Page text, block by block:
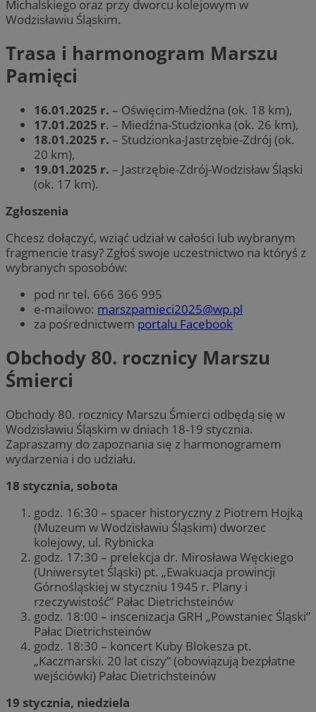
Michalskiego oraz przy dworcu kolejowym w
Wodzisławiu Śląskim.
Trasa i harmonogram Marszu
Pamięci
16.01.2025 r. – Oświęcim-Miedźna (ok. 18 km),
17.01.2025 r. – Miedźna-Studzionka (ok. 26 km),
18.01.2025 r. – Studzionka-Jastrzębie-Zdrój (ok.
20 km),
19.01.2025 r. – Jastrzębie-Zdrój-Wodzisław Śląski
(ok. 17 km).
Zgłoszenia
Chcesz dołączyć, wziąć udział w całości lub wybranym
fragmencie trasy? Zgłoś swoje uczestnictwo na któryś z
wybranych sposobów:
pod nr tel. 666 366 995
e-mailowo: marszpamieci2025@wp.pl
za pośrednictwem portalu Facebook
Obchody 80. rocznicy Marszu
Śmierci
Obchody 80. rocznicy Marszu Śmierci odbędą się w
Wodzisławiu Śląskim w dniach 18-19 stycznia.
Zapraszamy do zapoznania się z harmonogramem
wydarzenia i do udziału.
18 stycznia, sobota
godz. 16:30 – spacer historyczny z Piotrem Hojką
(Muzeum w Wodzisławiu Śląskim) dworzec
kolejowy, ul. Rybnicka
godz. 17:30 – prelekcja dr. Mirosława Węckiego
(Uniwersytet Śląski) pt. „Ewakuacja prowincji
Górnośląskiej w styczniu 1945 r. Plany i
rzeczywistość” Pałac Dietrichsteinów
godz. 18:00 – inscenizacja GRH „Powstaniec Śląski”
Pałac Dietrichsteinów
godz. 18:30 – koncert Kuby Blokesza pt.
„Kaczmarski. 20 lat ciszy” (obowiązują bezpłatne
wejściówki) Pałac Dietrichsteinów
19 stycznia, niedziela